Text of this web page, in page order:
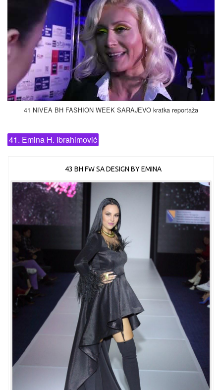
41 NIVEA BH FASHION WEEK SARAJEVO kratka reportaža
41. Emina H. Ibrahimović
43 BH FW SA DESIGN BY EMINA